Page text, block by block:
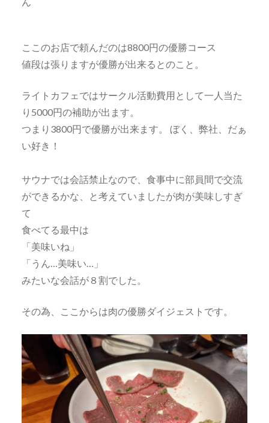
ここのお店で頼んだのは8800円の優勝コース
値段は張りますが優勝が出来るとのこと。
ライトカフェではサークル活動費用として一人当た
り5000円の補助が出ます。
つまり3800円で優勝が出来ます。 ぼく、弊社、だぁ
い好き！
サウナでは会話禁止なので、食事中に部員間で交流
ができるかな、と考えていましたが肉が美味しすぎ
て
食べてる最中は
「美味いね」
「うん…美味い…」
みたいな会話が８割でした。
その為、ここからは肉の優勝ダイジェストです。